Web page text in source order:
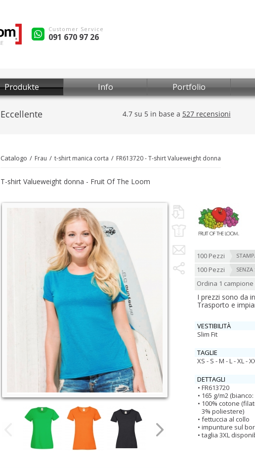
Customer Service
091 670 97 26
Produkte Info Portfolio
Catalogo Frau t-shirt manica corta FR613720 - T-shirt Valueweight donna
T-shirt Valueweight donna - Fruit Of The Loom
100 Pezzi
100 Pezzi
Ordina 1
I prezzi sono da
Trasporto e
VESTIBILITÀ
Slim Fit
TAGLIE
XS - S - M - L - XL -
DETTAGLI
FR613720
165 g/m2 (bianco:
100% cotone
3% poliestere)
fettuccia al collo
impunture sul
taglia 3XL